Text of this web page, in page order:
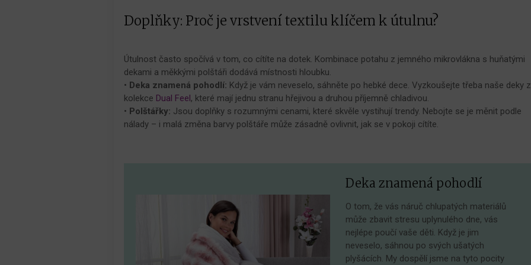
Doplňky: Proč je vrstvení textilu klíčem k útulnu?
Útulnost často spočívá v tom, co cítíte na dotek. Kombinace potahu z jemného mikrovlákna s huňatými
dekami a měkkými polštáři dodává místnosti hloubku.
• Deka znamená pohodlí: Když je vám neveselo, sáhněte po hebké dece. Vyzkoušejte třeba naše deky z
kolekce Dual Feel, které mají jednu stranu hřejivou a druhou příjemně chladivou.
• Polštářky: Jsou doplňky s rozumnými cenami, které skvěle vystihují trendy. Nebojte se je měnit podle
nálady – i malá změna barvy polštáře může zásadně ovlivnit, jak se v pokoji cítíte.
Deka znamená pohodlí
O tom, že vás náruč chlupatých materiálů
může zbavit stresu uplynulého dne, vás
nejlépe poučí vaše děti. Když je jim
neveselo, sáhnou po svých ušatých
plyšácích. My dospělí jsme na tyto pocity